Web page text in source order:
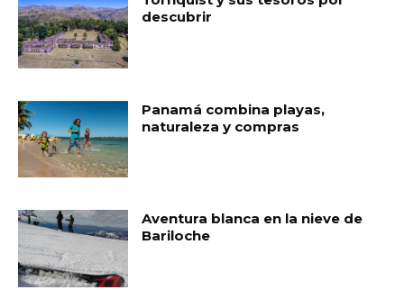
descubrir
Panamá combina playas,
naturaleza y compras
Aventura blanca en la nieve de
Bariloche